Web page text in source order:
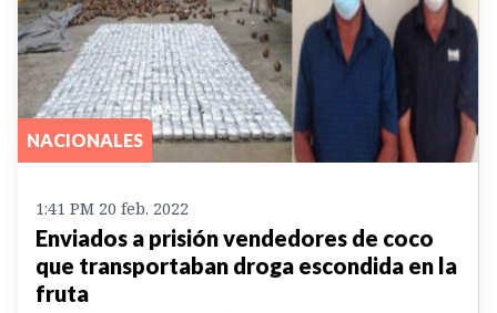
NACIONALES
1:41 PM 20 feb. 2022
Enviados a prisión vendedores de coco
que transportaban droga escondida en la
fruta